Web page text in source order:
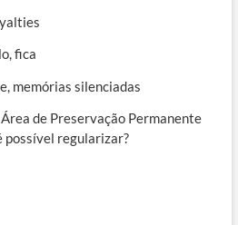
fica
memórias silenciadas
de Preservação Permanente
possível regularizar?